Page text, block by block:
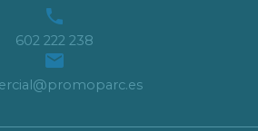

602 222 238
